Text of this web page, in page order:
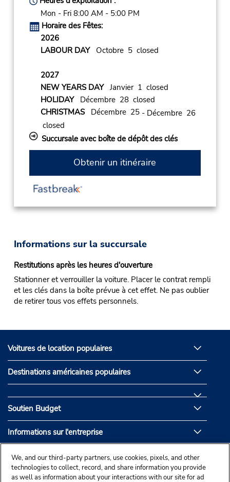
Mon - Fri 8:00 AM - 5:00 PM
Horaire des Fêtes:
2026
LABOUR DAYOctobre 5 closed
2027
NEW YEARS DAYJanvier 1 closed
HOLIDAYDécembre 28 closed
CHRISTMASDécembre 25 - Décembre 26
closed
Succursale avec boîte de dépôt des clés
Obtenir un itinéraire
Informations sur la succursale
Restitutions après les heures d'ouverture
Stationner et verrouiller la voiture. Placer le contrat rempli
et les clés dans la boîte prévue à cet effet. Ne pas oublier
de retirer tous vos effets personnels.
Voitures de location populaires
Destinations américaines populaires
Soutien Budget
Informations sur l'entreprise
Partenaires de Budget
We, and our third-party partners, use cookies, pixels, and other
technologies to collect, record, and share information you provide
as well as information about your interactions with our site for ad